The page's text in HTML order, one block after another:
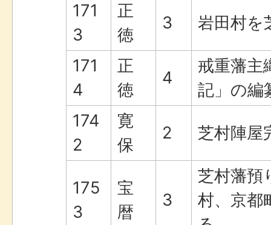
171
3
正
徳
3 岩田村を
171
4
正
徳
4
戒重藩主
記」の編
174
2
寛
保
2 芝村陣屋
175
3
宝
暦
3
芝村藩預
村、京都